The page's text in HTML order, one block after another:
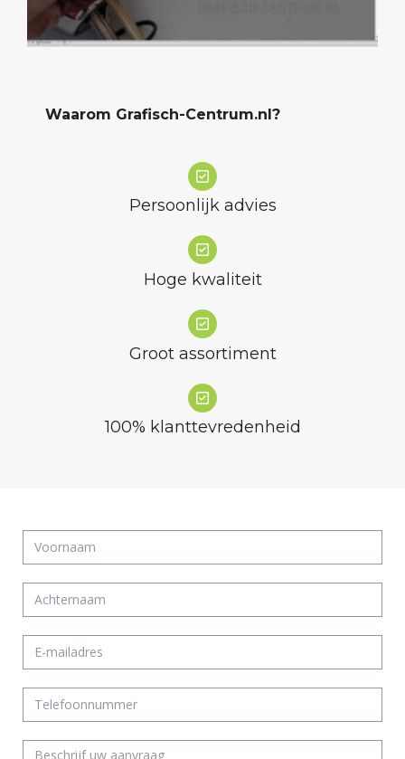
Waarom Grafisch-Centrum.nl?
Persoonlijk advies
Hoge kwaliteit
Groot assortiment
100% klanttevredenheid